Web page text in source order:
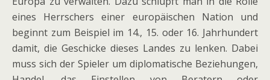
eines Herrschers einer europäischen Nation und
beginnt zum Beispiel im 14., 15. oder 16. Jahrhundert
damit, die Geschicke dieses Landes zu lenken. Dabei
muss sich der Spieler um diplomatische Beziehungen,